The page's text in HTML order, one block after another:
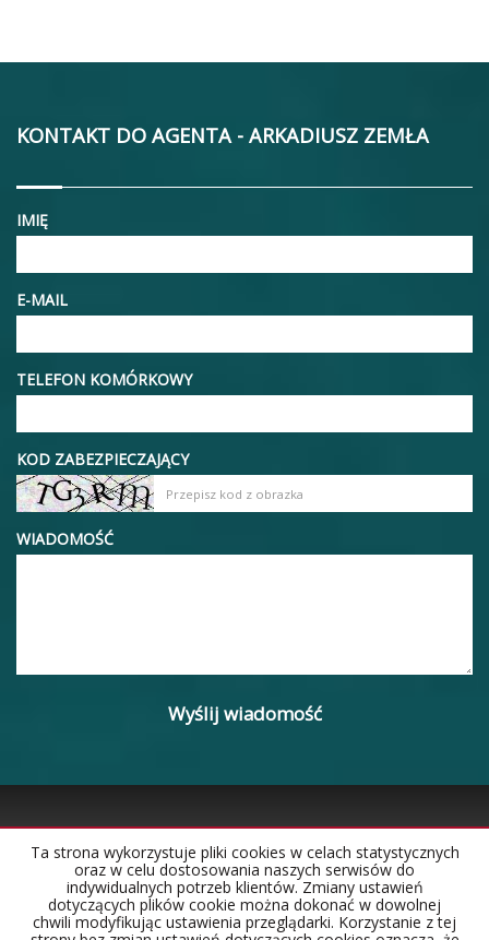
KONTAKT DO AGENTA - ARKADIUSZ ZEMŁA
IMIĘ
E-MAIL
TELEFON KOMÓRKOWY
KOD ZABEZPIECZAJĄCY
WIADOMOŚĆ
Strona główna Notatnik Kontakt
Ta strona wykorzystuje pliki cookies w celach statystycznych
oraz w celu dostosowania naszych serwisów do
indywidualnych potrzeb klientów. Zmiany ustawień
dotyczących plików cookie można dokonać w dowolnej
chwili modyfikując ustawienia przeglądarki. Korzystanie z tej